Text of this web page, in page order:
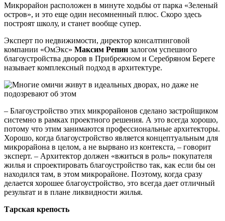
Микрорайон расположен в минуте ходьбы от парка «Зеленый
остров», и это еще один несомненный плюс. Скоро здесь
построят школу, и станет вообще супер.
Эксперт по недвижимости, директор консалтинговой
компании «ОмЭкс» Максим Репин залогом успешного
благоустройства дворов в Прибрежном и Серебряном Береге
называет комплексный подход в архитектуре.
– Благоустройство этих микрорайонов сделано застройщиком
системно в рамках проектного решения. А это всегда хорошо,
потому что этим занимаются профессиональные архитекторы.
Хорошо, когда благоустройство является концептуальным для
микрорайона в целом, а не вырвано из контекста, – говорит
эксперт. – Архитектор должен «вжиться в роль» покупателя
жилья и спроектировать благоустройство так, как если бы он
находился там, в этом микрорайоне. Поэтому, когда сразу
делается хорошее благоустройство, это всегда дает отличный
результат и в плане ликвидности жилья.
Тарская крепость